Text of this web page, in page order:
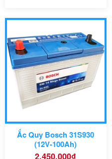
Kiều ắc quy: Khô, kín khí,
không cần bảo dưỡng
Điện thế: 12V
Dung lượng: 100Ah – CCa
930A
Vỏ bình: Kín khí (giảm
bình)
Loại xe: Xe tải Kia,
Hyundai, Hino, Tàu,
Ắc Quy Bosch 31S930
(12V-100Ah)
2.450.000₫